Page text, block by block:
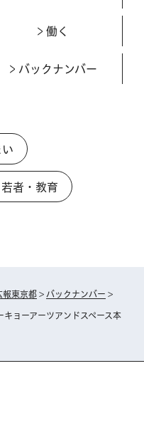
働く
バックナンバー
い
者・教育
報東京都 > バックナンバー >
キョーアーツアンドスペース本